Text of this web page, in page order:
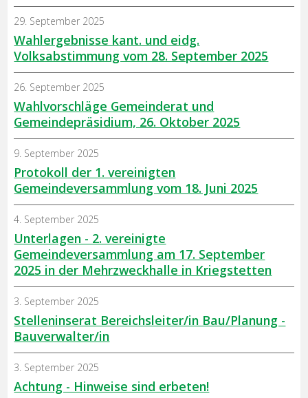
Wahlergebnisse kant. und eidg.
Volksabstimmung vom 28. September 2025
29. September 2025
Wahlvorschläge Gemeinderat und
Gemeindepräsidium, 26. Oktober 2025
26. September 2025
Protokoll der 1. vereinigten
Gemeindeversammlung vom 18. Juni 2025
9. September 2025
Unterlagen - 2. vereinigte
Gemeindeversammlung am 17. September
2025 in der Mehrzweckhalle in Kriegstetten
4. September 2025
Stelleninserat Bereichsleiter/in Bau/Planung -
Bauverwalter/in
3. September 2025
Achtung - Hinweise sind erbeten!
3. September 2025